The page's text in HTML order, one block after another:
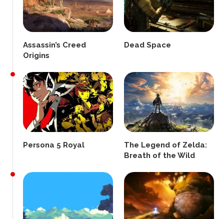
Assassin’s Creed
Origins
Dead Space
Persona 5 Royal
The Legend of Zelda:
Breath of the Wild